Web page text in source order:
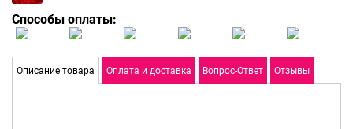
Способы оплаты:
Описание товара Оплата и доставка Вопрос-Ответ Отзывы